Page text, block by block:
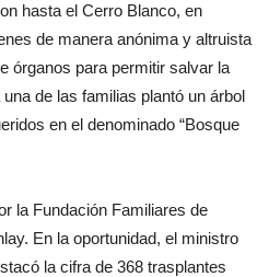
hasta el Cerro Blanco, en
de manera anónima y altruista
órganos para permitir salvar la
de las familias plantó un árbol
en el denominado “Bosque
la Fundación Familiares de
En la oportunidad, el ministro
la cifra de 368 trasplantes